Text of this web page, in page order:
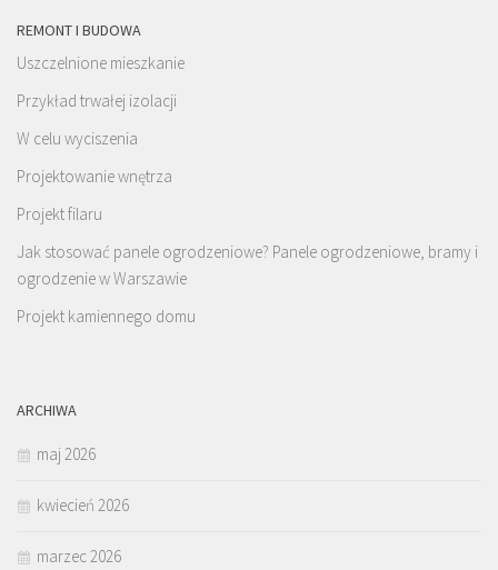
REMONT I BUDOWA
Uszczelnione mieszkanie
Przykład trwałej izolacji
W celu wyciszenia
Projektowanie wnętrza
Projekt filaru
Jak stosować panele ogrodzeniowe? Panele ogrodzeniowe, bramy i
ogrodzenie w Warszawie
Projekt kamiennego domu
ARCHIWA
maj 2026
kwiecień 2026
marzec 2026